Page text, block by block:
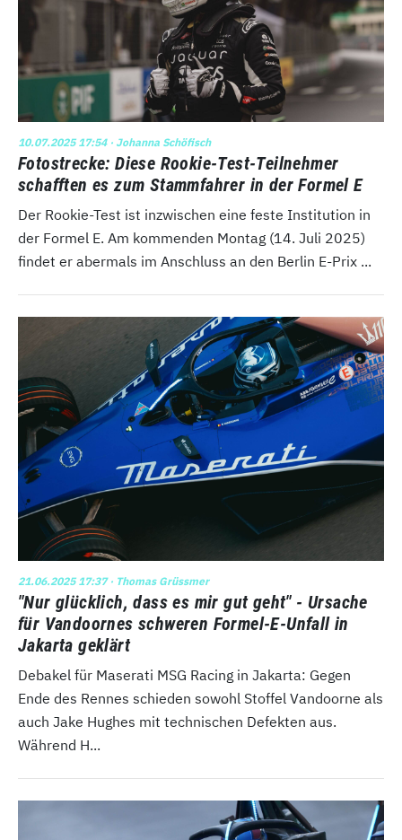
10.07.2025 17:54· Johanna Schöfisch
Fotostrecke: Diese Rookie-Test-Teilnehmer
schafften es zum Stammfahrer in der Formel E
Der Rookie-Test ist inzwischen eine feste Institution in
der Formel E. Am kommenden Montag (14. Juli 2025)
findet er abermals im Anschluss an den Berlin E-Prix ...
21.06.2025 17:37· Thomas Grüssmer
"Nur glücklich, dass es mir gut geht" - Ursache
für Vandoornes schweren Formel-E-Unfall in
Jakarta geklärt
Debakel für Maserati MSG Racing in Jakarta: Gegen
Ende des Rennes schieden sowohl Stoffel Vandoorne als
auch Jake Hughes mit technischen Defekten aus.
Während H...